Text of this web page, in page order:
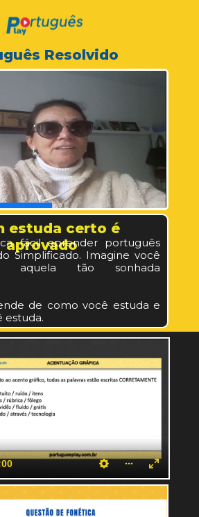
Resolvido
em Vídeo
estuda certo é
aprovado
fácil aprender português
Simplificado. Imagine você
aquela tão sonhada
de como você estuda e
estuda.